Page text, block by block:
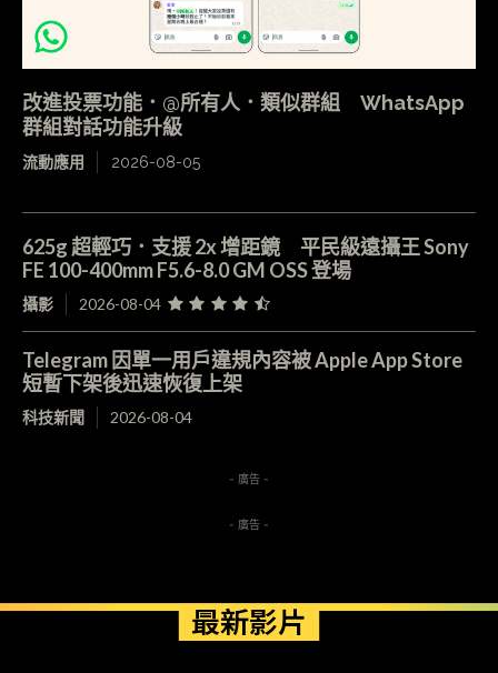
改進投票功能．@所有人．類似群組 WhatsApp
群組對話功能升級
流動應用 2026-08-05
625g 超輕巧．支援 2x 增距鏡 平民級遠攝王 Sony
FE 100-400mm F5.6-8.0 GM OSS 登場
攝影 2026-08-04
Telegram 因單一用戶違規內容被 Apple App Store
短暫下架後迅速恢復上架
科技新聞 2026-08-04
- 廣告 -
- 廣告 -
最新影片